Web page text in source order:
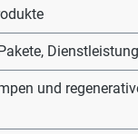
und